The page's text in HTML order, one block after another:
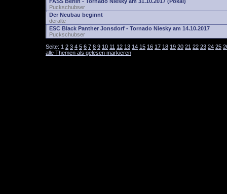
Puckschubser
Der Neubau beginnt
deralte
ESC Black Panther Jonsdorf - Tornado Niesky am 14.10.2017
Puckschubser
Seite: 1 2 3 4 5 6 7 8 9 10 11 12 13 14 15 16 17 18 19 20 21 22 23 24 25
alle Themen als gelesen markieren